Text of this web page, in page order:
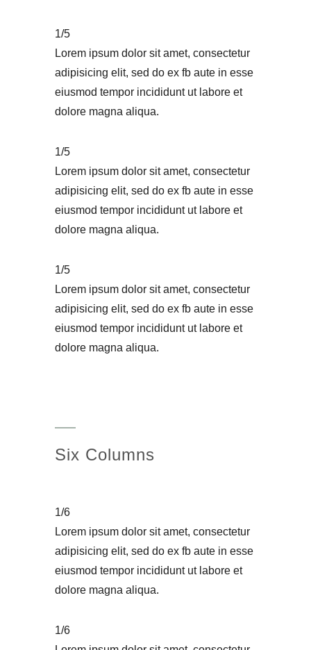
1/5
Lorem ipsum dolor sit amet, consectetur
adipisicing elit, sed do ex fb aute in esse
eiusmod tempor incididunt ut labore et
dolore magna aliqua.
1/5
Lorem ipsum dolor sit amet, consectetur
adipisicing elit, sed do ex fb aute in esse
eiusmod tempor incididunt ut labore et
dolore magna aliqua.
1/5
Lorem ipsum dolor sit amet, consectetur
adipisicing elit, sed do ex fb aute in esse
eiusmod tempor incididunt ut labore et
dolore magna aliqua.
Six Columns
1/6
Lorem ipsum dolor sit amet, consectetur
adipisicing elit, sed do ex fb aute in esse
eiusmod tempor incididunt ut labore et
dolore magna aliqua.
1/6